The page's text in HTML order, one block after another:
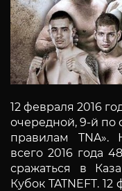
12 февраля 2016
очередной, 9-й по
правилам TNA».
всего 2016 года
сражаться в
Кубок TATNEFT.